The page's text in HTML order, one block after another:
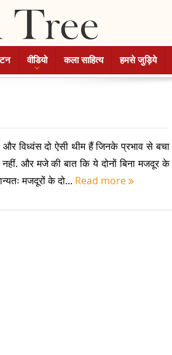
वीडियो कला साहित्य हमसे जुड़िये
और विध्वंस दो ऐसी थीम हैं जिनके प्रभाव से बचा
और मजे की बात कि ये दोनों बिना मजदूर के
मजदूरों के दो... Read more